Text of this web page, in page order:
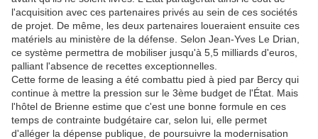
l'acquisition avec ces partenaires privés au sein de ces sociétés
de projet. De même, les deux partenaires loueraient ensuite ces
matériels au ministère de la défense. Selon Jean-Yves Le Drian,
ce système permettra de mobiliser jusqu'à 5,5 milliards d'euros,
palliant l'absence de recettes exceptionnelles.
Cette forme de leasing a été combattu pied à pied par Bercy qui
continue à mettre la pression sur le 3ème budget de l'État. Mais
l'hôtel de Brienne estime que c'est une bonne formule en ces
temps de contrainte budgétaire car, selon lui, elle permet
d'alléger la dépense publique, de poursuivre la modernisation